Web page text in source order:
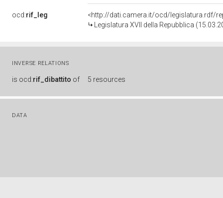
ocd:rif_leg
<http://dati.camera.it/ocd/legislatura.rdf/
Legislatura XVII della Repubblica
INVERSE RELATIONS
is ocd:rif_dibattito of 5 resources
DATA